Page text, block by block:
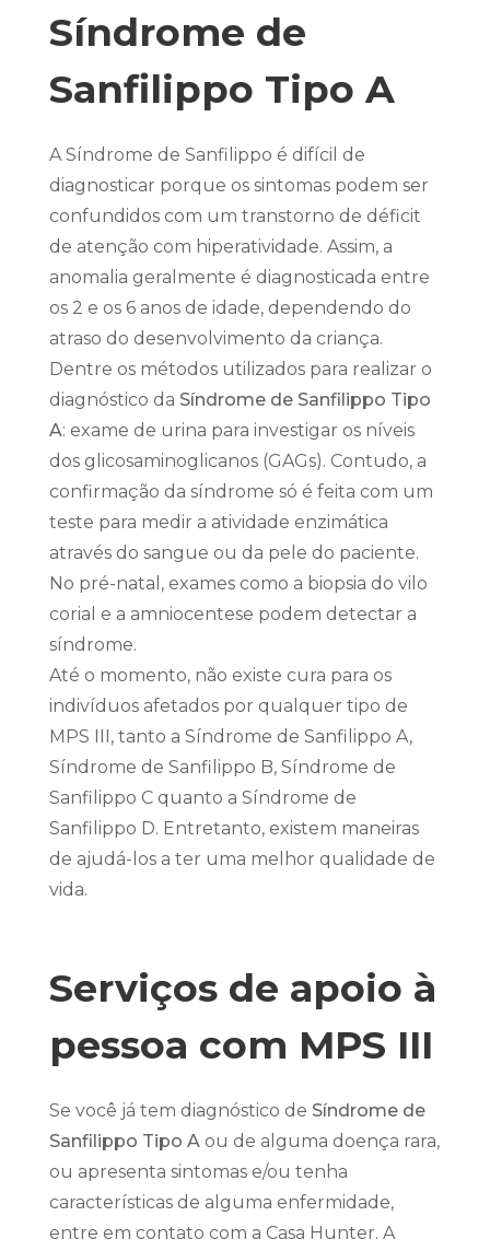
Síndrome de
Sanfilippo Tipo A
A Síndrome de Sanfilippo é difícil de
diagnosticar porque os sintomas podem ser
confundidos com um transtorno de déficit
de atenção com hiperatividade. Assim, a
anomalia geralmente é diagnosticada entre
os 2 e os 6 anos de idade, dependendo do
atraso do desenvolvimento da criança.
Dentre os métodos utilizados para realizar o
diagnóstico da Síndrome de Sanfilippo Tipo
A: exame de urina para investigar os níveis
dos glicosaminoglicanos (GAGs). Contudo, a
confirmação da síndrome só é feita com um
teste para medir a atividade enzimática
através do sangue ou da pele do paciente.
No pré-natal, exames como a biopsia do vilo
corial e a amniocentese podem detectar a
síndrome.
Até o momento, não existe cura para os
indivíduos afetados por qualquer tipo de
MPS III, tanto a Síndrome de Sanfilippo A,
Síndrome de Sanfilippo B, Síndrome de
Sanfilippo C quanto a Síndrome de
Sanfilippo D. Entretanto, existem maneiras
de ajudá-los a ter uma melhor qualidade de
vida.
Serviços de apoio à
pessoa com MPS III
Se você já tem diagnóstico de Síndrome de
Sanfilippo Tipo Aou de alguma doença rara,
ou apresenta sintomas e/ou tenha
características de alguma enfermidade,
entre em contato com a Casa Hunter. A